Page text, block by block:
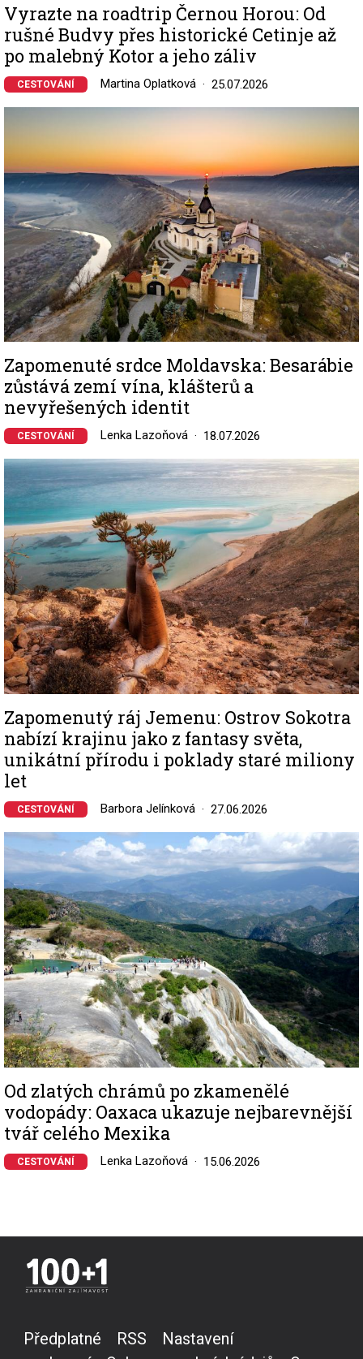
Vyrazte na roadtrip Černou Horou: Od
rušné Budvy přes historické Cetinje až
po malebný Kotor a jeho záliv
CESTOVÁNÍ Martina Oplatková 25.07.2026
Zapomenuté srdce Moldavska: Besarábie
zůstává zemí vína, klášterů a
nevyřešených identit
CESTOVÁNÍ Lenka Lazoňová 18.07.2026
Image
Zapomenutý ráj Jemenu: Ostrov Sokotra
nabízí krajinu jako z fantasy světa,
unikátní přírodu i poklady staré miliony
let
CESTOVÁNÍ Barbora Jelínková 27.06.2026
Od zlatých chrámů po zkamenělé
vodopády: Oaxaca ukazuje nejbarevnější
tvář celého Mexika
CESTOVÁNÍ Lenka Lazoňová 15.06.2026
Předplatné RSS
Nastavení